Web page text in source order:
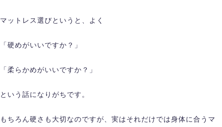
マットレス選びというと、よく
「硬めがいいですか？」
「柔らかめがいいですか？」
という話になりがちです。
もちろん硬さも大切なのですが、実はそれだけでは身体に合うマ